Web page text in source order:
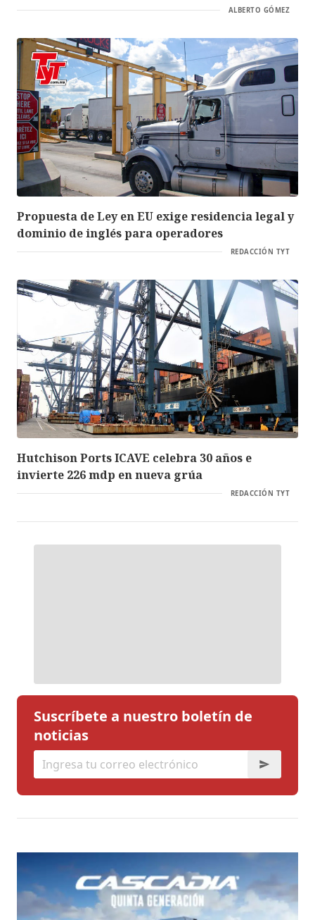
ALBERTO GÓMEZ
Propuesta de Ley en EU exige residencia legal y
dominio de inglés para operadores
REDACCIÓN TYT
Hutchison Ports ICAVE celebra 30 años e
invierte 226 mdp en nueva grúa
REDACCIÓN TYT
Suscríbete a nuestro boletín de
noticias